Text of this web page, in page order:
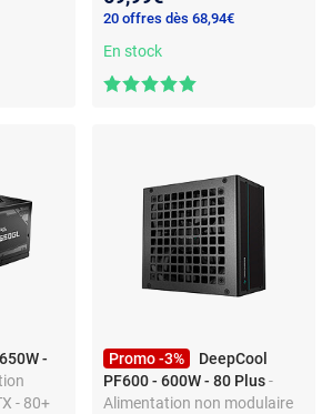
20 offres dès 68,94€
En stock
-
- 80+
Promo -3%
DeepCool
PF600 - 600W - 80 Plus -
Alimentation non modulaire